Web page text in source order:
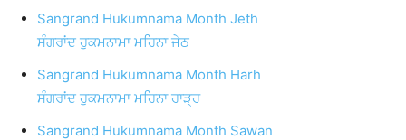
Sangrand Hukumnama Month Jeth
ਸੰਗਰਾਂਦ ਹੁਕਮਨਾਮਾ ਮਹਿਨਾ ਜੇਠ
Sangrand Hukumnama Month Harh
ਸੰਗਰਾਂਦ ਹੁਕਮਨਾਮਾ ਮਹਿਨਾ ਹਾੜ੍ਹ
Sangrand Hukumnama Month Sawan